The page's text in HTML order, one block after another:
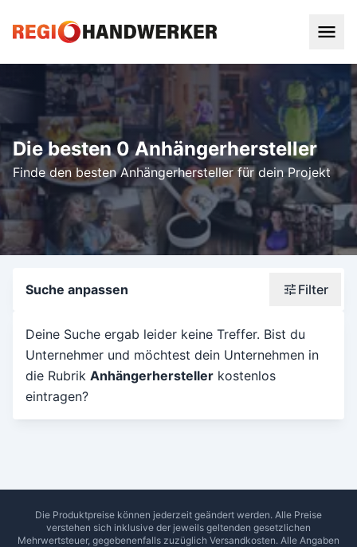
Die besten 0 Anhängerhersteller
Finde den besten Anhängerhersteller für dein Projekt
Suche anpassen Filter
Wonach suchst du?
Stadt oder Postleitzahl
Umkreis in Km
5 10 15 20 25 30
SUCHEN
Deine Suche ergab leider keine Treffer. Bist du
Unternehmer und möchtest dein Unternehmen in
die Rubrik Anhängerhersteller kostenlos
eintragen?
Die Produktpreise können jederzeit geändert werden. Alle Preise
verstehen sich inklusive der jeweils geltenden gesetzlichen
Mehrwertsteuer, gegebenenfalls zuzüglich Versandkosten. Alle Angaben